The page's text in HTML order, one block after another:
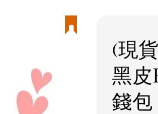
(現
黑
錢包